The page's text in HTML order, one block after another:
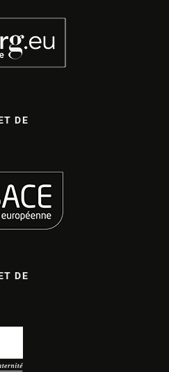
DE
DE